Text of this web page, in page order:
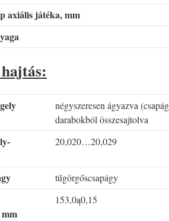
axiális játéka, mm
négyszeresen ágyazva
darabokból összesajtolva
20,020…20,029
tűgörgőscsapágy
mm
153,0ą0,15